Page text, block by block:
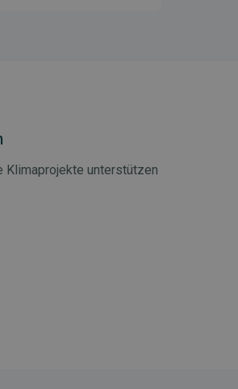
Klimaprojekte unterstützen